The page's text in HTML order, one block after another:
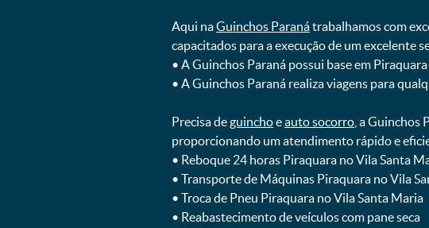
Aqui naGuinchos Paranátrabalhamos com
capacitados para a execução de um excelente
ㅤㅤ• A Guinchos Paraná possui base em
ㅤㅤ• A Guinchos Paraná realiza viagens para
Precisa deguinchoeauto socorro , a
proporcionando um atendimento rápido e
ㅤㅤ• Reboque 24 horas Piraquara no Vila Santa
ㅤㅤ• Transporte de Máquinas Piraquara no Vila
ㅤㅤ• Troca de Pneu Piraquara no Vila Santa Maria
ㅤㅤ• Reabastecimento de veículos com pane seca